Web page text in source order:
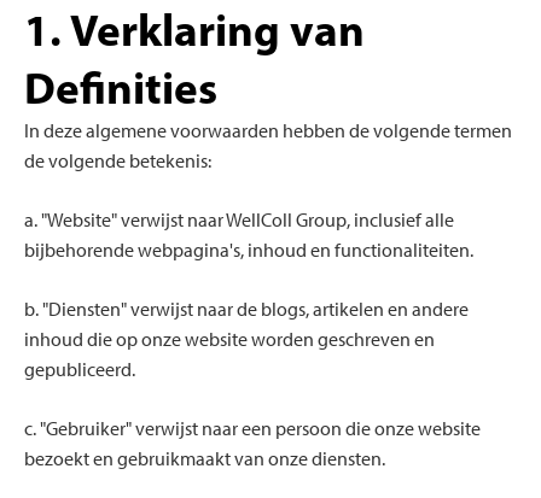
1. Verklaring van
Definities
In deze algemene voorwaarden hebben de volgende termen
de volgende betekenis:
a. "Website" verwijst naar WellColl Group, inclusief alle
bijbehorende webpagina's, inhoud en functionaliteiten.
b. "Diensten" verwijst naar de blogs, artikelen en andere
inhoud die op onze website worden geschreven en
gepubliceerd.
c. "Gebruiker" verwijst naar een persoon die onze website
bezoekt en gebruikmaakt van onze diensten.